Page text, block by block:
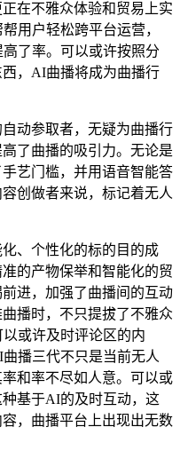
在不雅众体验和贸易上实
用户轻松跨平台运营，
了率。可以或许按照分
，AI曲播将成为曲播行
动参取者，无疑为曲播行
了曲播的吸引力。无论是
艺门槛，并用语音智能答
创做者来说，标记着无人
、个性化的标的目的成
的产物保举和智能化的贸
进，加强了曲播间的互动
播时，不只提拔了不雅众
或许及时评论区的内
播三代不只是当前无人
和率不尽如人意。可以或
基于AI的及时互动，这
，曲播平台上出现出无数